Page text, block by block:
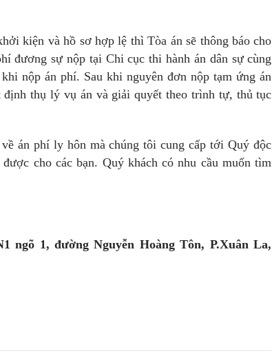
kiện và hồ sơ hợp lệ thì Tòa án sẽ thông báo cho
đương sự nộp tại Chi cục thi hành án dân sự cùng
nộp án phí. Sau khi nguyên đơn nộp tạm ứng án
thụ lý vụ án và giải quyết theo trình tự, thủ tục
án phí ly hôn mà chúng tôi cung cấp tới Quý độc
cho các bạn. Quý khách có nhu cầu muốn tìm
ngõ 1, đường Nguyễn Hoàng Tôn, P.Xuân La,